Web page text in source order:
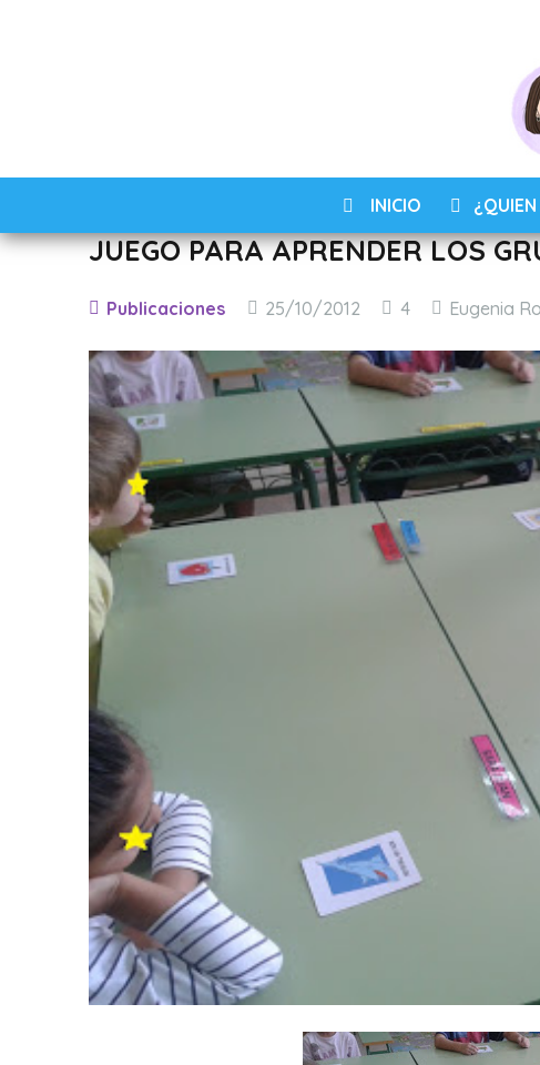
INICIO
JUEGO PARA APRENDER LOS
Publicaciones 25/10/2012 4Comentarios
Eugenia